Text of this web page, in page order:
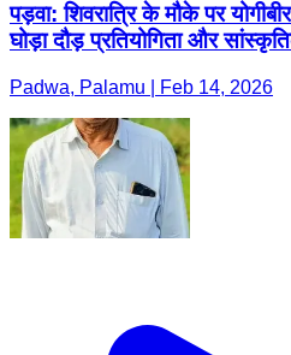
पड़वा: शिवरात्रि के मौके पर
घोड़ा दौड़ प्रतियोगिता और
Padwa, Palamu | Feb 14, 2026